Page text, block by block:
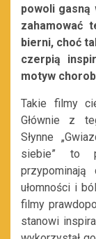
powoli gasną
zahamować
bierni, choć
czerpią
motyw
Takie filmy
Głównie z
Słynne
siebie” to
ułomności i
filmy
stanowi